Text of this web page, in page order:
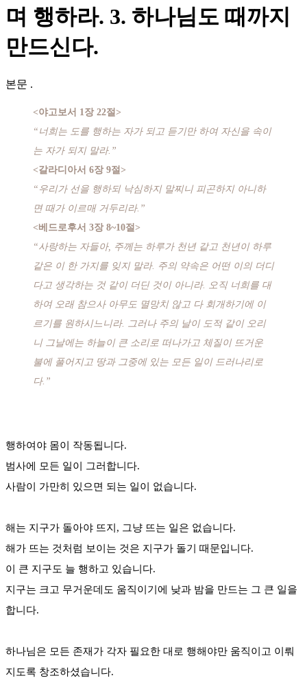
며 행하라. 3. 하나님도 때까지
만드신다.
본문 .
<야고보서 1장 22절>
“너희는 도를 행하는 자가 되고 듣기만 하여 자신을 속이
는 자가 되지 말라.”
<갈라디아서 6장 9절>
“우리가 선을 행하되 낙심하지 말찌니 피곤하지 아니하
면 때가 이르매 거두리라.”
<베드로후서 3장 8~10절>
“사랑하는 자들아, 주께는 하루가 천년 같고 천년이 하루
같은 이 한 가지를 잊지 말라. 주의 약속은 어떤 이의 더디
다고 생각하는 것 같이 더딘 것이 아니라. 오직 너희를 대
하여 오래 참으사 아무도 멸망치 않고 다 회개하기에 이
르기를 원하시느니라. 그러나 주의 날이 도적 같이 오리
니 그날에는 하늘이 큰 소리로 떠나가고 체질이 뜨거운
불에 풀어지고 땅과 그중에 있는 모든 일이 드러나리로
다.”
행하여야 몸이 작동됩니다.
범사에 모든 일이 그러합니다.
사람이 가만히 있으면 되는 일이 없습니다.
해는 지구가 돌아야 뜨지, 그냥 뜨는 일은 없습니다.
해가 뜨는 것처럼 보이는 것은 지구가 돌기 때문입니다.
이 큰 지구도 늘 행하고 있습니다.
지구는 크고 무거운데도 움직이기에 낮과 밤을 만드는 그 큰 일을
합니다.
하나님은 모든 존재가 각자 필요한 대로 행해야만 움직이고 이뤄
지도록 창조하셨습니다.